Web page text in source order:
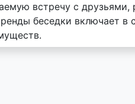
встречу с
беседки включает в